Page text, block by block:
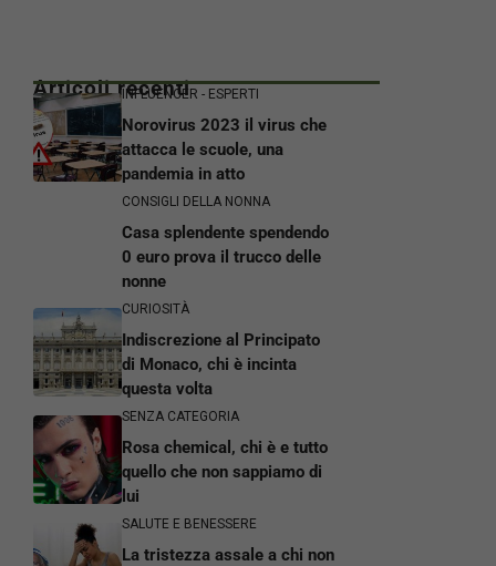
Articoli recentiINFLUENCER - ESPERTI
Norovirus 2023 il virus che
attacca le scuole, una
pandemia in atto
CONSIGLI DELLA NONNA
Casa splendente spendendo
0 euro prova il trucco delle
nonne
CURIOSITÀ
Indiscrezione al Principato
di Monaco, chi è incinta
questa volta
SENZA CATEGORIA
Rosa chemical, chi è e tutto
quello che non sappiamo di
lui
SALUTE E BENESSERE
La tristezza assale a chi non